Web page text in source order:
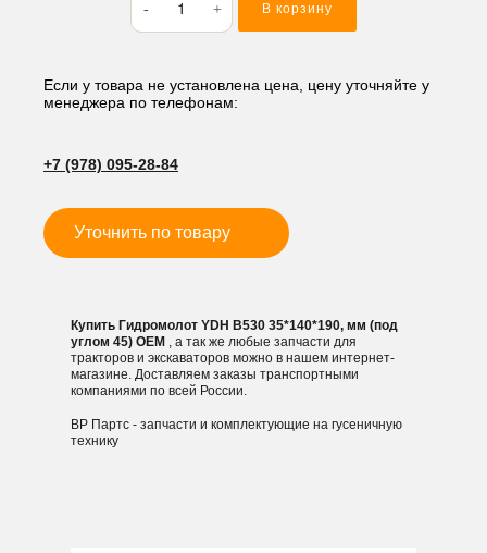
товара
Гидромолот
B530
35*140*190,
углом
В корзину
Если у товара не установлена цена, цену уточняйте у
менеджера по телефонам:
+7 (978) 095-28-84
Уточнить по товару
Купить Гидромолот YDH B530 35*140*190, мм (под
углом 45) OEM , а так же любые запчасти для
тракторов и экскаваторов можно в нашем интернет-
магазине. Доставляем заказы транспортными
компаниями по всей России.
ВР Партс - запчасти и комплектующие на гусеничную
технику